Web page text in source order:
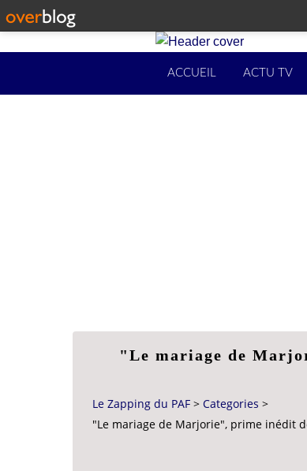
ACCUEIL ACTU TV
"Le mariage de
Le Zapping du PAF > Categories >
"Le mariage de Marjorie", prime inédit